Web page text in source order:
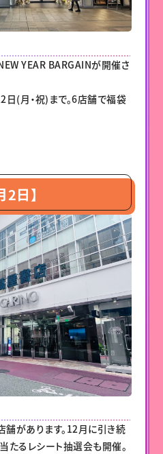
YEAR BARGAINが開催さ
(月・祝)まで。6店舗で福袋
2日】
があります。12月に引き続
るレシート抽選会も開催。